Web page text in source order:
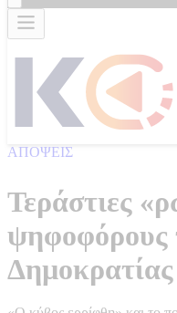
ΑΠΟΨΕΙΣ
Τεράστιες
ψηφοφόρους
Δηµοκρατίας